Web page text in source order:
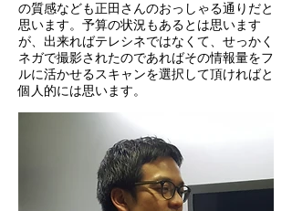
の質感なども正田さんのおっしゃる通りだと
思います。予算の状況もあるとは思います
が、出来ればテレシネではなくて、せっかく
ネガで撮影されたのであればその情報量をフ
ルに活かせるスキャンを選択して頂ければと
個人的には思います。